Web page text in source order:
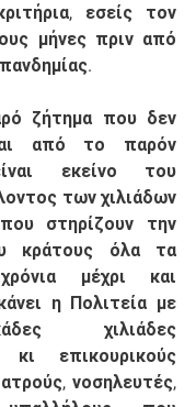
εσείς τον
μήνες πριν από
ζήτημα που δεν
από το παρόν
εκείνο του
των χιλιάδων
στηρίζουν την
κράτους όλα τα
μέχρι και
η Πολιτεία με
χιλιάδες
κι επικουρικούς
νοσηλευτές,